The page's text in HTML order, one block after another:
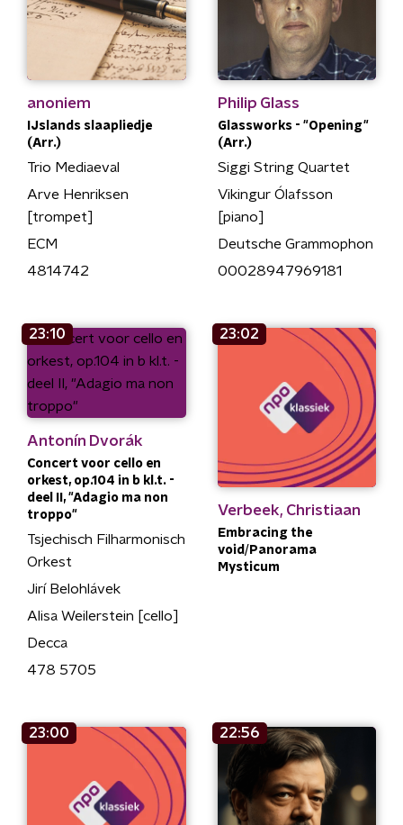
anoniem
IJslands slaapliedje
(Arr.)
Trio Mediaeval
Arve Henriksen
[trompet]
ECM
4814742
Philip Glass
Glassworks - "Opening"
(Arr.)
Siggi String Quartet
Vikingur Ólafsson
[piano]
Deutsche Grammophon
00028947969181
23:10
Antonín Dvorák
Concert voor cello en
orkest, op.104 in b kl.t. -
deel II, "Adagio ma non
troppo"
Tsjechisch Filharmonisch
Orkest
Jirí Belohlávek
Alisa Weilerstein [cello]
Decca
478 5705
23:02
Verbeek, Christiaan
Embracing the
void/Panorama
Mysticum
23:00 22:56